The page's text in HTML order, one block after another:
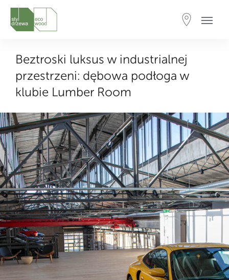
Beztroski luksus w industrialnej
przestrzeni: dębowa podłoga w
klubie Lumber Room